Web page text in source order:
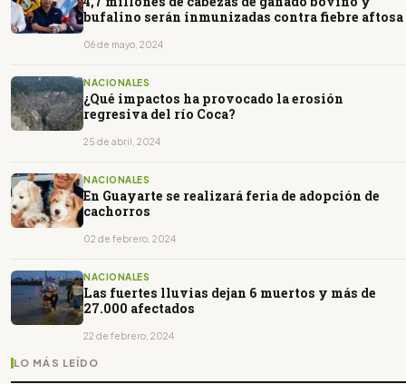
bufalino serán inmunizadas contra fiebre aftosa
06 de mayo, 2024
NACIONALES
¿Qué impactos ha provocado la erosión
regresiva del río Coca?
25 de abril, 2024
NACIONALES
En Guayarte se realizará feria de adopción de
cachorros
02 de febrero, 2024
NACIONALES
Las fuertes lluvias dejan 6 muertos y más de
27.000 afectados
22 de febrero, 2024
LO MÁS LEÍDO